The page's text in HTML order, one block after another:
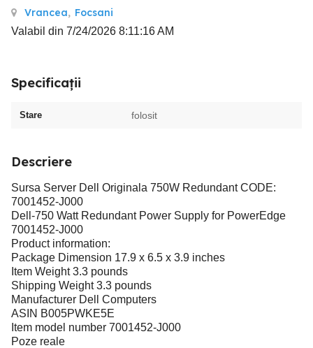
Vrancea, Focsani
Valabil din 7/24/2026 8:11:16 AM
Specificații
Stare folosit
Descriere
Sursa Server Dell Originala 750W Redundant CODE:
7001452-J000
Dell-750 Watt Redundant Power Supply for PowerEdge
7001452-J000
Product information:
Package Dimension 17.9 x 6.5 x 3.9 inches
Item Weight 3.3 pounds
Shipping Weight 3.3 pounds
Manufacturer Dell Computers
ASIN B005PWKE5E
Item model number 7001452-J000
Poze reale